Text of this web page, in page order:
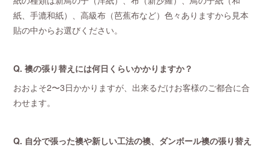
紙、手漉和紙）、高級布（芭蕉布など）色々ありますから見本
貼の中からお選びください。
Q. 襖の張り替えには何日くらいかかりますか？
おおよそ2〜3日かかりますが、出来るだけお客様のご都合に合
わせます。
Q. 自分で張った襖や新しい工法の襖、ダンボール襖の張り替え